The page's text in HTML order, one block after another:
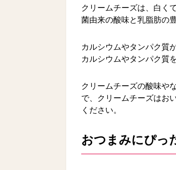
クリームチーズは、白く
菌由来の酸味と乳脂肪の
カルシウムやタンパク質
カルシウムやタンパク質
クリームチーズの酸味や
で、クリームチーズはお
ください。
おつまみにぴっ